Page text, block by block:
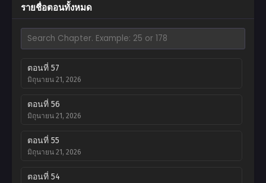
รายชื่อตอนทั้งหมด
ตอนที่ 57
มิถุนายน 21, 2026
ตอนที่ 56
มิถุนายน 21, 2026
ตอนที่ 55
มิถุนายน 21, 2026
ตอนที่ 54